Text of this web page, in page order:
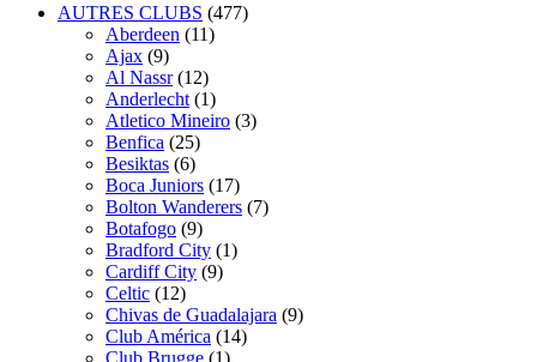
AUTRES CLUBS (477)
Aberdeen (11)
Ajax (9)
Al Nassr (12)
Anderlecht (1)
Atletico Mineiro (3)
Benfica (25)
Besiktas (6)
Boca Juniors (17)
Bolton Wanderers (7)
Botafogo (9)
Bradford City (1)
Cardiff City (9)
Celtic (12)
Chivas de Guadalajara (9)
Club América (14)
Club Brugge (1)